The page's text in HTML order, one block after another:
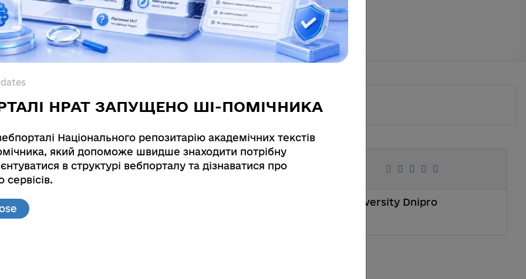
cast iron liners sliding bearings
durability of cast iron liners sliding bearings. National Technical University Dnipro
НРАТ ЗАПУЩЕНО ШІ-ПОМІЧНИКА
Національного репозитарію академічних текстів
який допоможе швидше знаходити потрібну
в структурі вебпорталу та дізнаватися про